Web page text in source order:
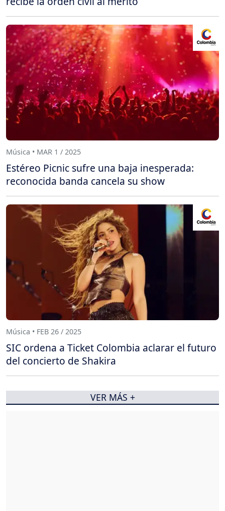
Música • MAR 1 / 2025
Estéreo Picnic sufre una baja inesperada:
reconocida banda cancela su show
Música • FEB 26 / 2025
SIC ordena a Ticket Colombia aclarar el futuro
del concierto de Shakira
VER MÁS +